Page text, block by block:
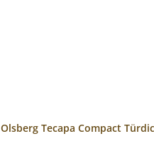
Olsberg Tecapa Compact